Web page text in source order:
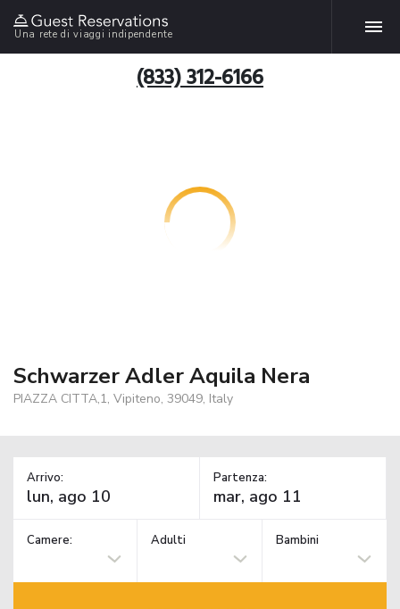
Una rete di viaggi indipendente
(833) 312-6166
Schwarzer Adler Aquila Nera
PIAZZA CITTA,1, Vipiteno, 39049, Italy
Arrivo: Partenza:
Camere: Adulti Bambini